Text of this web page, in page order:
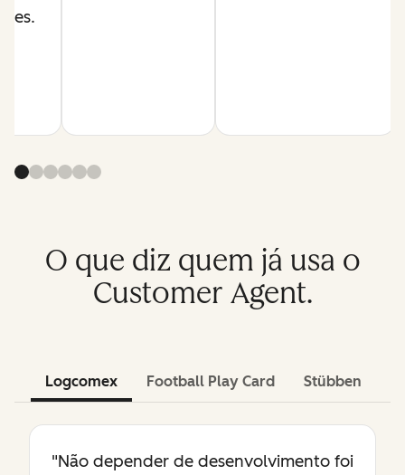
O que diz quem já usa o
Customer Agent.
Logcomex Football Play Card Stübben
"Não depender de desenvolvimento foi